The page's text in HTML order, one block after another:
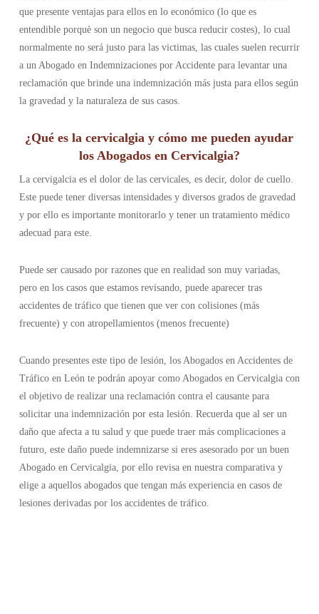
que presente ventajas para ellos en lo económico (lo que es
entendible porquè son un negocio que busca reducir costes), lo cual
normalmente no será justo para las victimas, las cuales suelen recurrir
a un Abogado en Indemnizaciones por Accidente para levantar una
reclamación que brinde una indemnización más justa para ellos según
la gravedad y la naturaleza de sus casos.
¿Qué es la cervicalgia y cómo me pueden ayudar
los Abogados en Cervicalgia?
La cervigalcia es el dolor de las cervicales, es decir, dolor de cuello.
Este puede tener diversas intensidades y diversos grados de gravedad
y por ello es importante monitorarlo y tener un tratamiento médico
adecuad para este.
Puede ser causado por razones que en realidad son muy variadas,
pero en los casos que estamos revisando, puede aparecer tras
accidentes de tráfico que tienen que ver con colisiones (más
frecuente) y con atropellamientos (menos frecuente)
Cuando presentes este tipo de lesión, los Abogados en Accidentes de
Tráfico en León te podrán apoyar como Abogados en Cervicalgia con
el objetivo de realizar una reclamación contra el causante para
solicitar una indemnización por esta lesión. Recuerda que al ser un
daño que afecta a tu salud y que puede traer más complicaciones a
futuro, este daño puede indemnizarse si eres asesorado por un buen
Abogado en Cervicalgia, por ello revisa en nuestra comparativa y
elige a aquellos abogados que tengan más experiencia en casos de
lesiones derivadas por los accidentes de tráfico.